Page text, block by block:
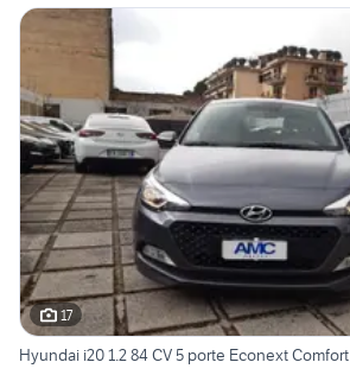
17
Hyundai i20 1.2 84 CV 5 porte Econext Comfort